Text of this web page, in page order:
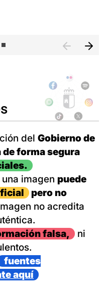
del Gobierno de
forma segura
imagen puede
pero no
no acredita
falsa,
ni
fuentes
aquí